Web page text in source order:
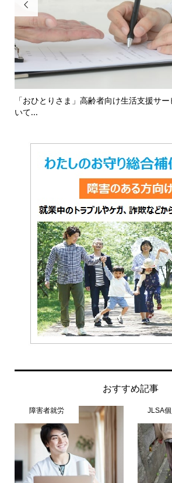

「おひとりさま」高齢者向け生活支援サ
いて...
おすすめ記事
障害者就労 JLSA